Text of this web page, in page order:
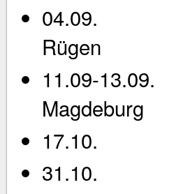
04.09.
Rügen
11.09-
Magdeburg
17.10.
31.10.